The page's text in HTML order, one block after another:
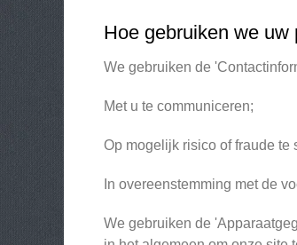
Hoe gebruiken we
We gebruiken de
Met u te communiceren;
Op mogelijk risico of fraude te
In overeenstemming met de
We gebruiken de